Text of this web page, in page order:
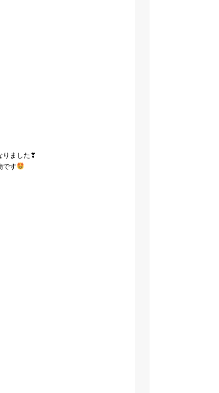
りました❣
です